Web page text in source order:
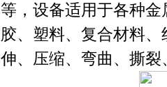
等，设备适用于各种
胶、塑料、复合材料
伸、压缩、弯曲、撕